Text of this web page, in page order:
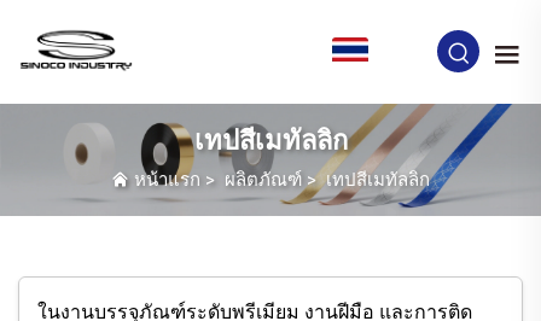
เทปสีเมทัลลิก
หน้าแรก > ผลิตภัณฑ์ >เทปสีเมทัลลิก
ในงานบรรจุภัณฑ์ระดับพรีเมียม งานฝีมือ และการติด